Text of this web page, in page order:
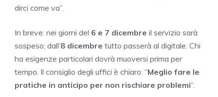
dirci come va”.
In breve: nei giorni del 6 e 7 dicembre il servizio sarà
sospeso; dall’8 dicembre tutto passerà al digitale. Chi
ha esigenze particolari dovrà muoversi prima per
tempo. Il consiglio degli uffici è chiaro: “Meglio fare le
pratiche in anticipo per non rischiare problemi“.